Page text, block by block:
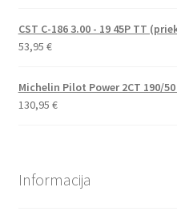
CST C-186 3.00 - 19 45P TT
53,95 €
Michelin Pilot Power 2CT 190/
130,95 €
Informacija